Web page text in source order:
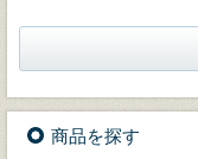
商品を探す